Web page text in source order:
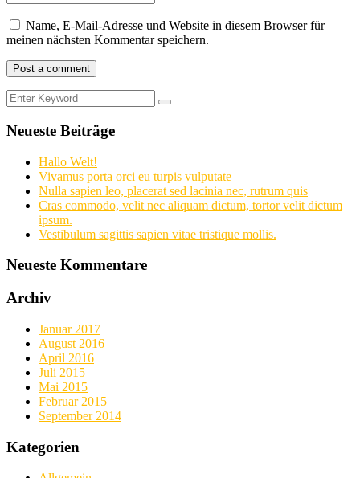
Name, E-Mail-Adresse und Website in diesem Browser für
meinen nächsten Kommentar speichern.
Neueste Beiträge
Hallo Welt!
Vivamus porta orci eu turpis vulputate
Nulla sapien leo, placerat sed lacinia nec, rutrum quis
Cras commodo, velit nec aliquam dictum, tortor velit dictum
ipsum.
Vestibulum sagittis sapien vitae tristique mollis.
Neueste Kommentare
Archiv
Januar 2017
August 2016
April 2016
Juli 2015
Mai 2015
Februar 2015
September 2014
Kategorien